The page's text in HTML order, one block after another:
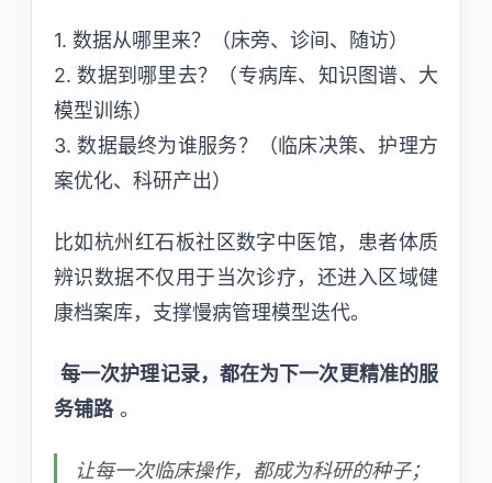
1. 数据从哪里来？（床旁、诊间、随访）
2. 数据到哪里去？（专病库、知识图谱、大
模型训练）
3. 数据最终为谁服务？（临床决策、护理方
案优化、科研产出）
比如杭州红石板社区数字中医馆，患者体质
辨识数据不仅用于当次诊疗，还进入区域健
康档案库，支撑慢病管理模型迭代。
每一次护理记录，都在为下一次更精准的服
务铺路 。
让每一次临床操作，都成为科研的种子；